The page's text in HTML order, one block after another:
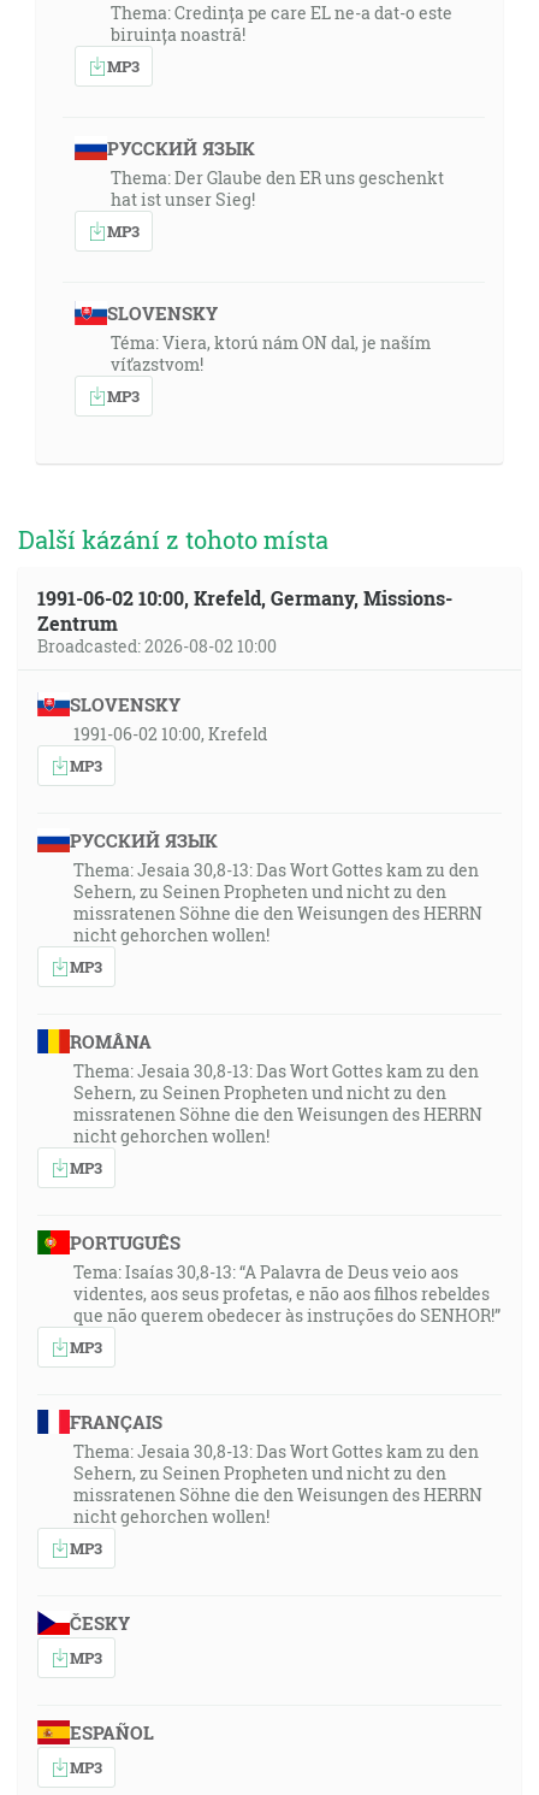
Thema: Credința pe care EL ne-a dat-o este
biruința noastră!
MP3
РУССКИЙ ЯЗЫК
Thema: Der Glaube den ER uns geschenkt
hat ist unser Sieg!
MP3
SLOVENSKY
Téma: Viera, ktorú nám ON dal, je naším
víťazstvom!
MP3
Další kázání z tohoto místa
1991-06-02 10:00, Krefeld, Germany, Missions-
Zentrum
Broadcasted: 2026-08-02 10:00
SLOVENSKY
1991-06-02 10:00, Krefeld
MP3
РУССКИЙ ЯЗЫК
Thema: Jesaia 30,8-13: Das Wort Gottes kam zu den
Sehern, zu Seinen Propheten und nicht zu den
missratenen Söhne die den Weisungen des HERRN
nicht gehorchen wollen!
MP3
ROMÂNA
Thema: Jesaia 30,8-13: Das Wort Gottes kam zu den
Sehern, zu Seinen Propheten und nicht zu den
missratenen Söhne die den Weisungen des HERRN
nicht gehorchen wollen!
MP3
PORTUGUÊS
Tema: Isaías 30,8-13: “A Palavra de Deus veio aos
videntes, aos seus profetas, e não aos filhos rebeldes
que não querem obedecer às instruções do SENHOR!”
MP3
FRANÇAIS
Thema: Jesaia 30,8-13: Das Wort Gottes kam zu den
Sehern, zu Seinen Propheten und nicht zu den
missratenen Söhne die den Weisungen des HERRN
nicht gehorchen wollen!
MP3
ČESKY
MP3
ESPAÑOL
MP3